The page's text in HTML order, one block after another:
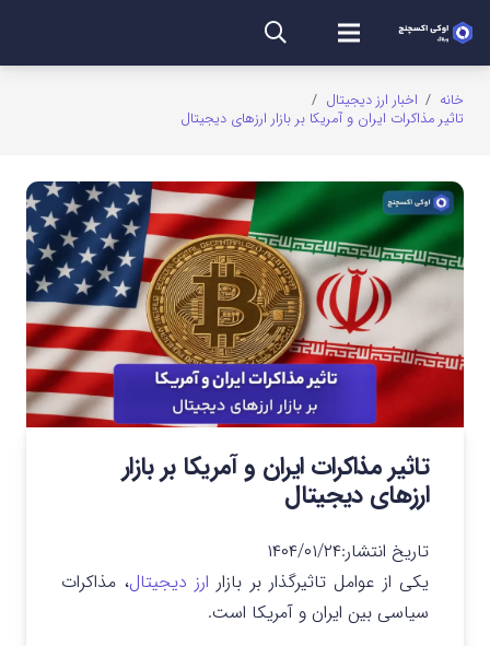
خانه / اخبار ارز دیجیتال /
تاثیر مذاکرات ایران و آمریکا بر بازار ارزهای دیجیتال
تاثیر مذاکرات ایران و آمریکا بر بازار
ارزهای دیجیتال
تاریخ انتشار:۱۴۰۴/۰۱/۲۴
یکی از عوامل تاثیرگذار بر بازار ارز دیجیتال، مذاکرات
سیاسی بین ایران و آمریکا است.